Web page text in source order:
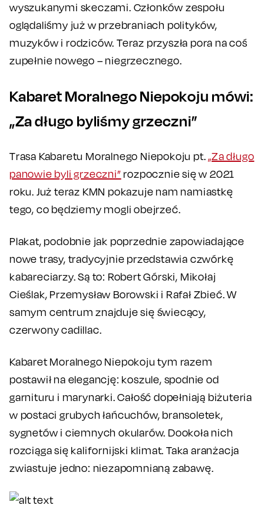
wyszukanymi skeczami. Członków zespołu
oglądaliśmy już w przebraniach polityków,
muzyków i rodziców. Teraz przyszła pora na coś
zupełnie nowego – niegrzecznego.
Kabaret Moralnego Niepokoju mówi:
„Za długo byliśmy grzeczni”
Trasa Kabaretu Moralnego Niepokoju pt.„Za długo
panowie byli grzeczni” rozpocznie się w 2021
roku. Już teraz KMN pokazuje nam namiastkę
tego, co będziemy mogli obejrzeć.
Plakat, podobnie jak poprzednie zapowiadające
nowe trasy, tradycyjnie przedstawia czwórkę
kabareciarzy. Są to: Robert Górski, Mikołaj
Cieślak, Przemysław Borowski i Rafał Zbieć. W
samym centrum znajduje się świecący,
czerwony cadillac.
Kabaret Moralnego Niepokoju tym razem
postawił na elegancję: koszule, spodnie od
garnituru i marynarki. Całość dopełniają biżuteria
w postaci grubych łańcuchów, bransoletek,
sygnetów i ciemnych okularów. Dookoła nich
rozciąga się kalifornijski klimat. Taka aranżacja
zwiastuje jedno: niezapomnianą zabawę.